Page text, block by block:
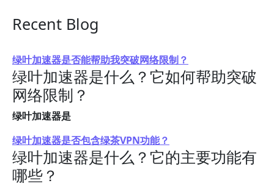
Recent Blog
绿叶加速器是否能帮助我突破网络限制？
绿叶加速器是什么？它如何帮助突破
网络限制？
绿叶加速器是
绿叶加速器是否包含绿茶VPN功能？
绿叶加速器是什么？它的主要功能有
哪些？